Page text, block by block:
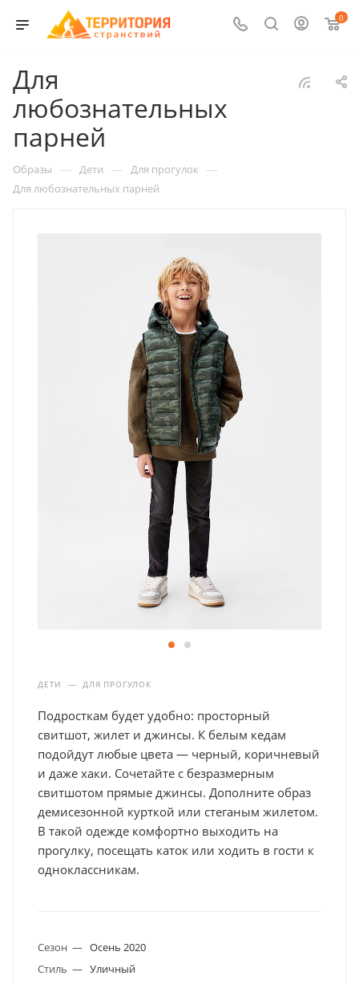
0
Для
любознательных
парней
Образы — Дети — Для прогулок —
Для любознательных парней
ДЕТИ — ДЛЯ ПРОГУЛОК
Подросткам будет удобно: просторный
свитшот, жилет и джинсы. К белым кедам
подойдут любые цвета — черный, коричневый
и даже хаки. Сочетайте с безразмерным
свитшотом прямые джинсы. Дополните образ
демисезонной курткой или стеганым жилетом.
В такой одежде комфортно выходить на
прогулку, посещать каток или ходить в гости к
одноклассникам.
Сезон — Осень 2020
Стиль — Уличный